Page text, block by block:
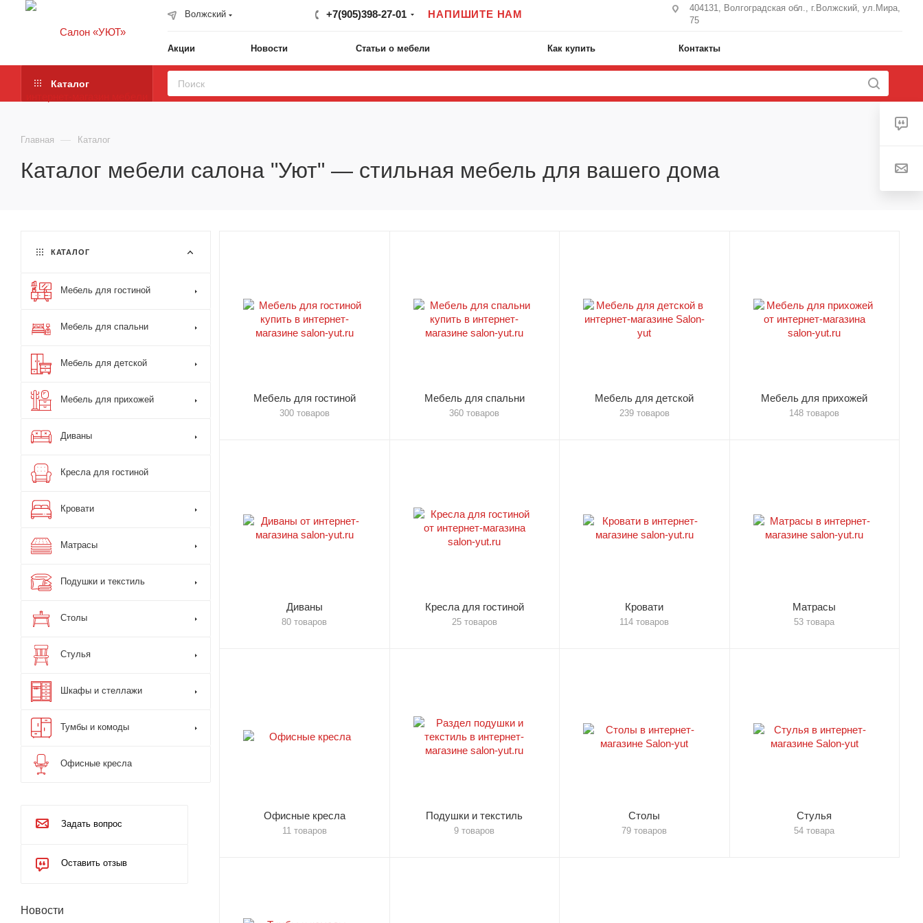
Волжский +7(905)398-27-01 НАПИШИТЕ НАМ
404131, Волгоградская обл., г.Волжский, ул.Мира,
75
Акции Новости Статьи о мебели Как купить Контакты
Каталог
Главная — Каталог
Каталог мебели салона "Уют" — стильная мебель для вашего дома
Мебель для гостиной
300 товаров
Мебель для спальни
360 товаров
Мебель для детской
239 товаров
Мебель для прихожей
148 товаров
Диваны
80 товаров
Кресла для гостиной
25 товаров
Кровати
114 товаров
Матрасы
53 товара
Офисные кресла
11 товаров
Подушки и текстиль
9 товаров
Столы
79 товаров
Стулья
54 товара
КАТАЛОГ
Мебель для гостиной
Мебель для спальни
Мебель для детской
Мебель для прихожей
Диваны
Кресла для гостиной
Кровати
Матрасы
Подушки и текстиль
Столы
Стулья
Шкафы и стеллажи
Тумбы и комоды
Офисные кресла
Задать вопрос
Оставить отзыв
Новости